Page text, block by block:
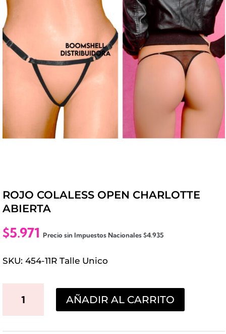
ROJO COLALESS OPEN CHARLOTTE
ABIERTA
$5.971 Precio sin Impuestos Nacionales$4.935
SKU: 454-11R Talle Unico
AÑADIR AL CARRITO